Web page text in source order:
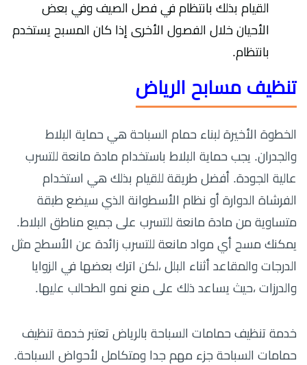
القيام بذلك بانتظام في فصل الصيف وفي بعض
الأحيان خلال الفصول الأخرى إذا كان المسبح يستخدم
بانتظام.
تنظيف مسابح الرياض
الخطوة الأخيرة لبناء حمام السباحة هي حماية البلاط
والجدران. يجب حماية البلاط باستخدام مادة مانعة للتسرب
عالية الجودة. أفضل طريقة للقيام بذلك هي استخدام
الفرشاة الدوارة أو نظام الأسطوانة الذي سيضع طبقة
متساوية من مادة مانعة للتسرب على جميع مناطق البلاط.
يمكنك مسح أي مواد مانعة للتسرب زائدة عن الأسطح مثل
الدرجات والمقاعد أثناء البلل ،لكن اترك بعضها في الزوايا
والدرزات ،حيث يساعد ذلك على منع نمو الطحالب عليها.
خدمة تنظيف حمامات السباحة بالرياض تعتبر خدمة تنظيف
حمامات السباحة جزء مهم جدا ومتكامل لأحواض السباحة.